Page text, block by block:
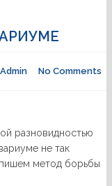
Admin No Comments
разновидностью
не так
метод борьбы